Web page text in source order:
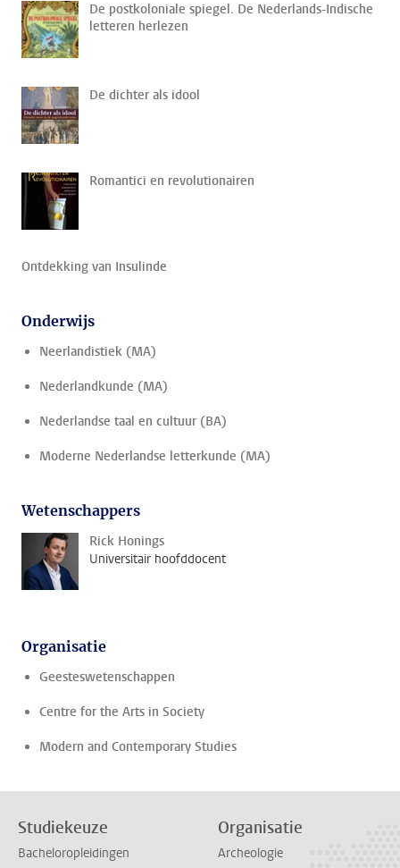
De postkoloniale spiegel. De Nederlands-Indische
letteren herlezen
De dichter als idool
Romantici en revolutionairen
Ontdekking van Insulinde
Onderwijs
Neerlandistiek (MA)
Nederlandkunde (MA)
Nederlandse taal en cultuur (BA)
Moderne Nederlandse letterkunde (MA)
Wetenschappers
Rick Honings
Universitair hoofddocent
Organisatie
Geesteswetenschappen
Centre for the Arts in Society
Modern and Contemporary Studies
Studiekeuze
Bacheloropleidingen
Organisatie
Archeologie